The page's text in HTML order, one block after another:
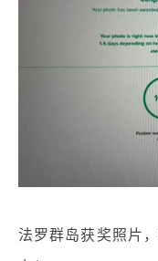
法罗群岛获奖照片，